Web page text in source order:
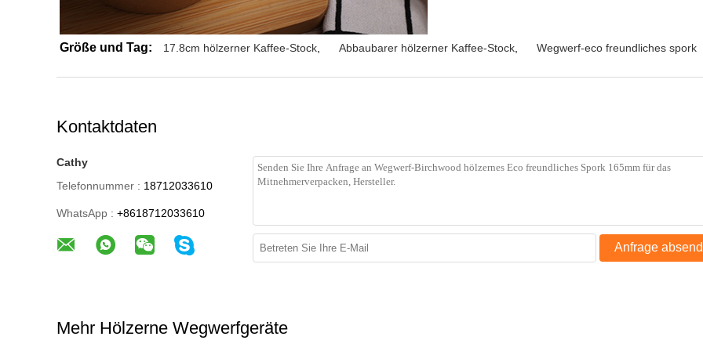
Größe und Tag: 17.8cm hölzerner Kaffee-Stock Abbaubarer hölzerner Kaffee-Stock Wegwerf-eco freundliches spork
Kontaktdaten
Cathy
Telefonnummer : 18712033610
WhatsApp : +8618712033610
Anfrage
Mehr Hölzerne Wegwerfgeräte